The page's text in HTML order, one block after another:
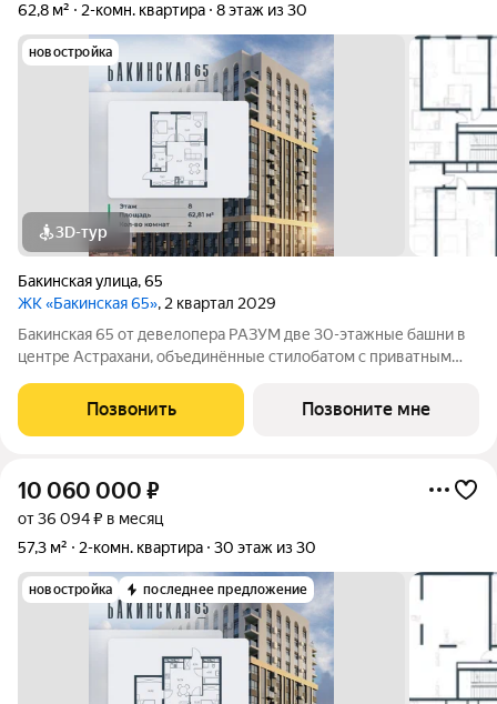
62,8 м²
2-комн. квартира 8 этаж из 30
новостройка
3D-тур
Бакинская улица,65
ЖК «Бакинская 65», 2 квартал 2029
Бакинская 65 от девелопера РАЗУМ две 30-этажные башни в
центре Астрахани, объединённые стилобатом с приватным
доступности находятся лучшие школы, гимназии и детские
Позвонить Позвоните мне
10 060 000 ₽
от 36 094 ₽ в месяц
57,3 м²
2-комн. квартира 30 этаж из 30
новостройка последнее предложение